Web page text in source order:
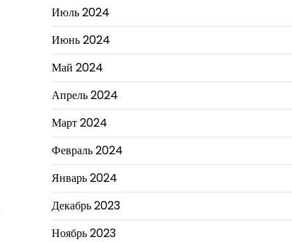
Июль 2024
Июнь 2024
Май 2024
Апрель 2024
Март 2024
Февраль 2024
Январь 2024
Декабрь 2023
Ноябрь 2023